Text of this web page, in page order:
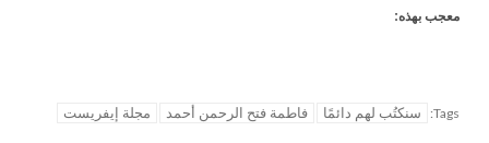
معجب بهذه:
Tags: سنكتُب لهم دائمًا فاطمة فتح الرحمن أحمد مجلة إيفريست